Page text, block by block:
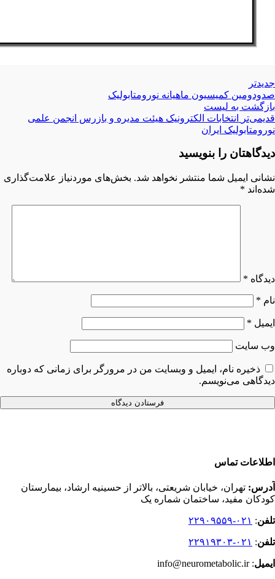
جدیدتر
صدودومین کمیسیون ماهیانه نورومتابولیک
بازگشت بە لیست
قدیمی‌تر
انتخابات الکترونیک هیئت مدیره و بازرس انجمن علمی
نورومتابولیک ایران
دیدگاهتان را بنویسید
نشانی ایمیل شما منتشر نخواهد شد. بخش‌های موردنیاز علامت‌گذاری
شده‌اند *
دیدگاه *
نام *
ایمیل *
وب‌ سایت
ذخیره نام، ایمیل و وبسایت من در مرورگر برای زمانی که دوباره
دیدگاهی می‌نویسم.
اطلاعات تماس
آدرس: تهران، خیابان شریعتی، بالاتر از حسینیه ارشاد، بیمارستان
کودکان مفید، ساختمان شماره یک
تلفن: ۰۲۱-۲۲۹۰۹۵۵۹
تلفن: ۰۲۱-۲۲۹۱۹۳۰۳
ایمیل: info@neurometabolic.ir